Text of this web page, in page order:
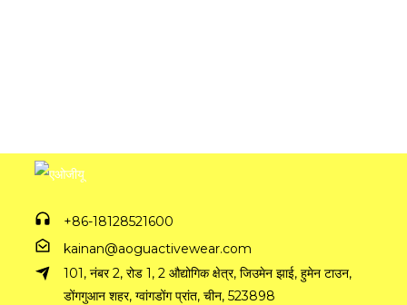
+86-18128521600
kainan@aoguactivewear.com
101, नंबर 2, रोड 1, 2 औद्योगिक क्षेत्र, जिउमेन झाई, हुमेन टाउन,
डोंगगुआन शहर, ग्वांगडोंग प्रांत, चीन, 523898